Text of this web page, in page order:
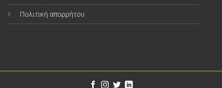
Πολιτική απορρήτου